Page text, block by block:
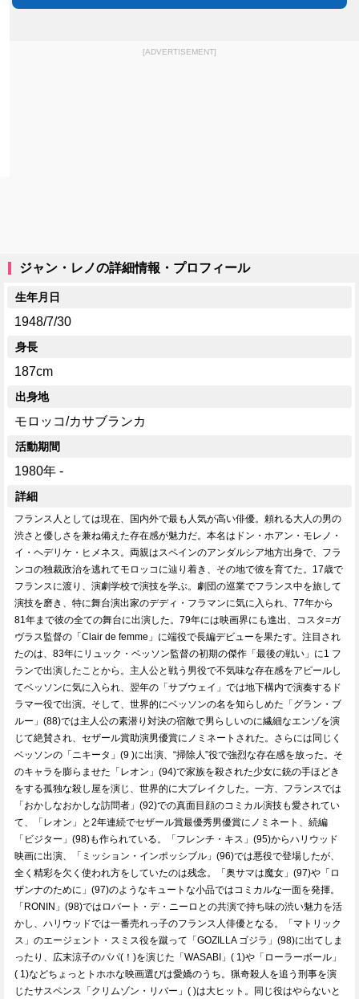
[ADVERTISEMENT]
ジャン・レノの詳細情報・プロフィール
生年月日
1948/7/30
身長
187cm
出身地
モロッコ/カサブランカ
活動期間
1980年 -
詳細
フランス人としては現在、国内外で最も人気が高い俳優。頼れる大人の男の
渋さと優しさを兼ね備えた存在感が魅力だ。本名はドン・ホアン・モレノ・
イ・ヘデリケ・ヒメネス。両親はスペインのアンダルシア地方出身で、フラ
ンコの独裁政治を逃れてモロッコに辿り着き、その地で彼を育てた。17歳で
フランスに渡り、演劇学校で演技を学ぶ。劇団の巡業でフランス中を旅して
演技を磨き、特に舞台演出家のデディ・フラマンに気に入られ、77年から
81年まで彼の全ての舞台に出演した。79年には映画界にも進出、コスタ=ガ
ヴラス監督の「Clair de femme」に端役で長編デビューを果たす。注目され
たのは、83年にリュック・ベッソン監督の初期の傑作「最後の戦い」に1 フ
ランで出演したことから。主人公と戦う男役で不気味な存在感をアピールし
てベッソンに気に入られ、翌年の「サブウェイ」では地下構内で演奏するド
ラマー役で出演。そして、世界的にベッソンの名を知らしめた「グラン・ブ
ルー」(88)では主人公の素潜り対決の宿敵で男らしいのに繊細なエンゾを演
じて絶賛され、セザール賞助演男優賞にノミネートされた。さらには同じく
ベッソンの「ニキータ」(9 )に出演、“掃除人”役で強烈な存在感を放った。そ
のキャラを膨らませた「レオン」(94)で家族を殺された少女に銃の手ほどき
をする孤独な殺し屋を演じ、世界的に大ブレイクした。一方、フランスでは
「おかしなおかしな訪問者」(92)での真面目顔のコミカル演技も愛されてい
て、「レオン」と2年連続でセザール賞最優秀男優賞にノミネート、続編
「ビジター」(98)も作られている。「フレンチ・キス」(95)からハリウッド
映画に出演、「ミッション・インポッシブル」(96)では悪役で登場したが、
全く精彩を欠く使われ方をしていたのは残念。「奥サマは魔女」(97)や「ロ
ザンナのために」(97)のようなキュートな小品ではコミカルな一面を発揮。
「RONIN」(98)ではロバート・デ・ニーロとの共演で持ち味の渋い魅力を活
かし、ハリウッドでは一番売れっ子のフランス人俳優となる。「マトリック
ス」のエージェント・スミス役を蹴って「GOZILLA ゴジラ」(98)に出てしま
ったり、広末涼子のパパ(！)を演じた「WASABI」( 1)や「ローラーボール」
( 1)などちょっとトホホな映画選びは愛嬌のうち。猟奇殺人を追う刑事を演
じたサスペンス「クリムゾン・リバー」( )は大ヒット。同じ役はやらないと